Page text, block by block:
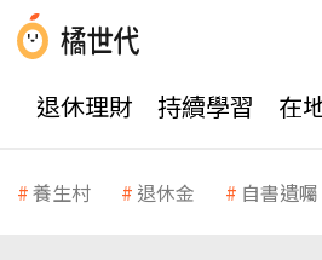
退休理財 持續學習 在
養生村 退休金 自書遺囑